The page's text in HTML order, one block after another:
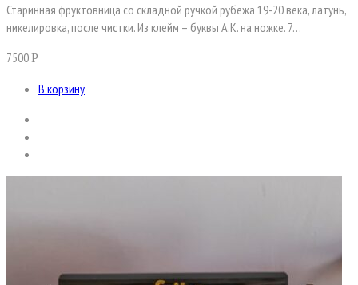
Старинная фруктовница со складной ручкой рубежа 19-20 века, латунь,
никелировка, после чистки. Из клейм – буквы А.К. на ножке. 7…
7500Р
В корзину